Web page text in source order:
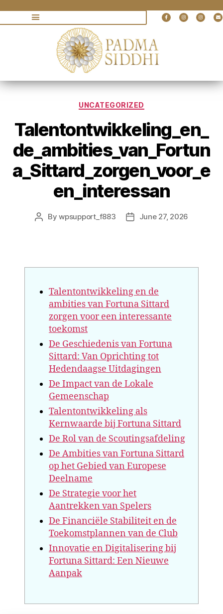
UNCATEGORIZED
Talentontwikkeling_en_
de_ambities_van_Fortun
a_Sittard_zorgen_voor_e
en_interessan
Bywpsupport_f883 June 27, 2026
Talentontwikkeling en de
ambities van Fortuna Sittard
zorgen voor een interessante
toekomst
De Geschiedenis van Fortuna
Sittard: Van Oprichting tot
Hedendaagse Uitdagingen
De Impact van de Lokale
Gemeenschap
Talentontwikkeling als
Kernwaarde bij Fortuna Sittard
De Rol van de Scoutingsafdeling
De Ambities van Fortuna Sittard
op het Gebied van Europese
Deelname
De Strategie voor het
Aantrekken van Spelers
De Financiële Stabiliteit en de
Toekomstplannen van de Club
Innovatie en Digitalisering bij
Fortuna Sittard: Een Nieuwe
Aanpak